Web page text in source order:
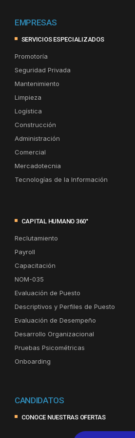
EMPRESAS
SERVICIOS ESPECIALIZADOS
Promotoría
Seguridad Privada
Mantenimiento
Limpieza
Logística
Construcción
Administración
Comercial
Mercadotecnia
Tecnologías de la Información
CAPITAL HUMANO 360°
Reclutamiento
Payroll
Capacitación
NOM-035
Evaluación de Puesto
Descriptivos y Perfiles de Puesto
Evaluación de Desempeño
Desarrollo Organizacional
Pruebas Psicométricas
Onboarding
CANDIDATOS
CONOCE NUESTRAS OFERTAS